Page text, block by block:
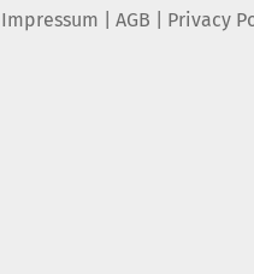
Impressum AGB Privacy